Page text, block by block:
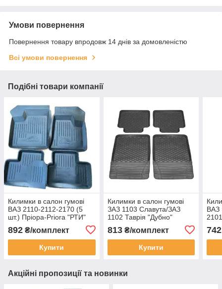
Умови повернення
Повернення товару впродовж 14 днів за домовленістю
Всі умови повернення
Подібні товари компанії
Килимки в салон гумові
ВАЗ 2110-2112-2170 (5
шт.) Пріора-Priora "РТИ"
892 ₴/комплект
Купити
Килимки в салон гумові
ЗАЗ 1103 Славута/ЗАЗ
1102 Таврія "Дубно"
813₴/комплект
Купити
ВАЗ
742
Акційні пропозиції та новинки